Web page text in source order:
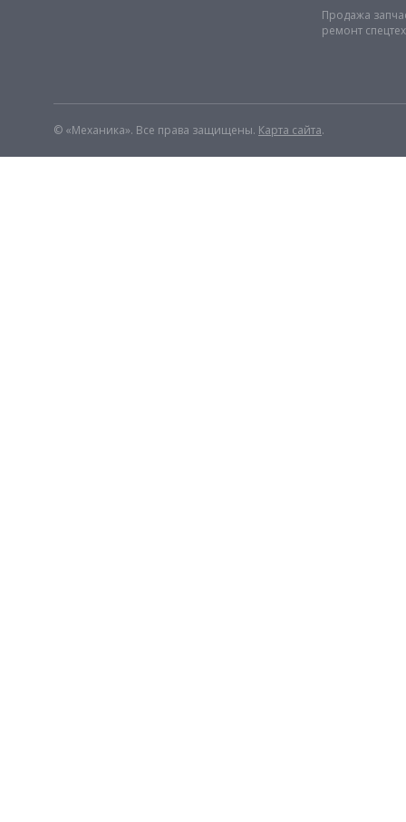
Продажа
ремонт
© «Механика». Все права защищены. Карта сайта.